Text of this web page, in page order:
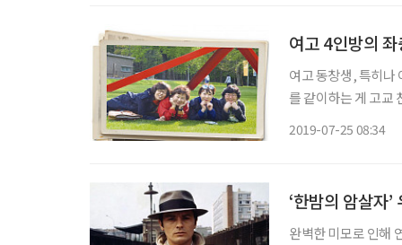
여고 4인방의
여고 동창생, 특히나
를 같이하는 게 고교
2019-07-25 08:34
‘한밤의 암살자
완벽한 미모로 인해